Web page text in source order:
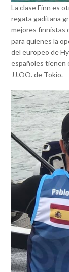
La clase Finn es
regata gaditana
mejores finnistas
para quienes la
del europeo de
españoles tienen
JJ.OO. de Tokio.